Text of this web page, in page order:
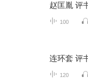
赵匡胤 评
100
连环套 评
120